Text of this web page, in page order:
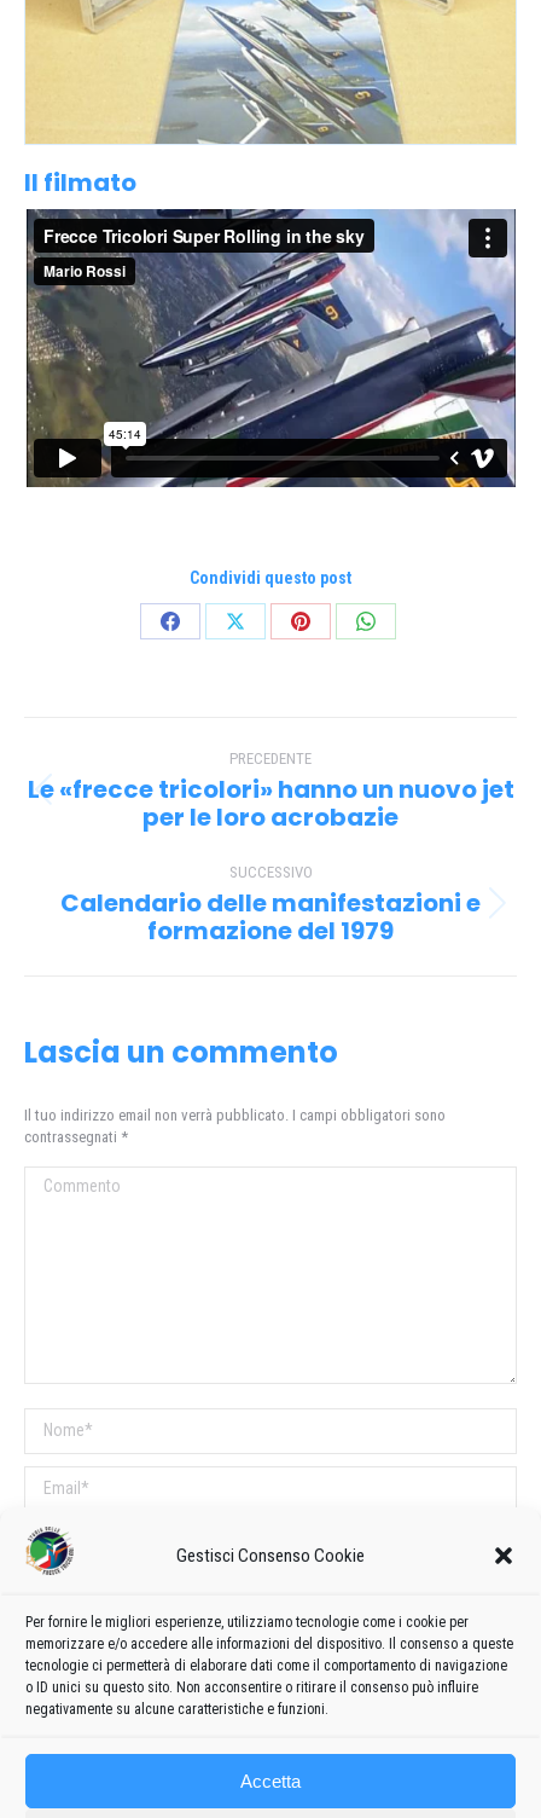
Gestisci Consenso Cookie
Per fornire le migliori esperienze, utilizziamo tecnologie come i cookie per
memorizzare e/o accedere alle informazioni del dispositivo. Il consenso a queste
tecnologie ci permetterà di elaborare dati come il comportamento di navigazione
o ID unici su questo sito. Non acconsentire o ritirare il consenso può influire
negativamente su alcune caratteristiche e funzioni.
Accetta
Il filmato
Condividi questo post
CondividiCondividiCondividiCondividi
tra PRECEDENTE
Post
precedente:
Le «frecce tricolori» hanno un nuovo jet
per le loro acrobazie
SUCCESSIVO
Prossimo
post:
Calendario delle manifestazioni e
formazione del 1979
Lascia un commento
Il tuo indirizzo email non verrà pubblicato. I campi obbligatori sono
contrassegnati *
Commento
Nome *
Email *
Sito web
COMMENTI SUL POST
Questo sito utilizza Akismet per ridurre lo spam.Scopri come vengono
elaborati i dati derivati dai commenti.